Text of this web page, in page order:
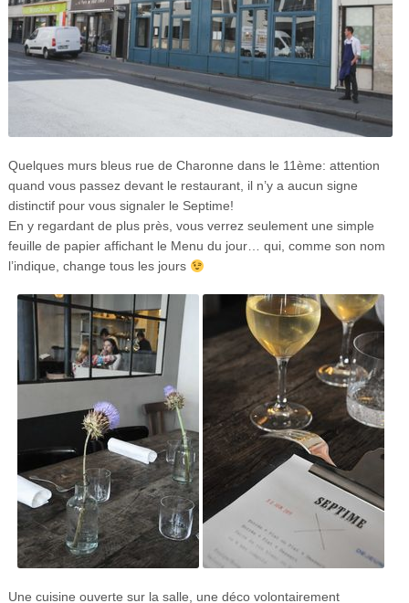
Quelques murs bleus rue de Charonne dans le 11ème: attention
quand vous passez devant le restaurant, il n’y a aucun signe
distinctif pour vous signaler le Septime!
En y regardant de plus près, vous verrez seulement une simple
feuille de papier affichant le Menu du jour… qui, comme son nom
l’indique, change tous les jours
Une cuisine ouverte sur la salle, une déco volontairement